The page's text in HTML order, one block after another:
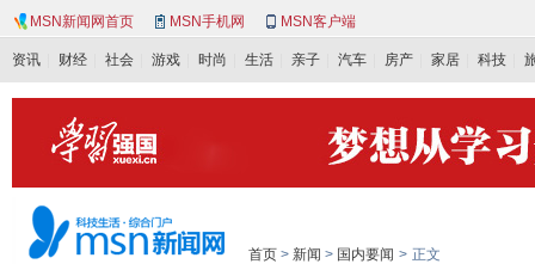
MSN新闻网首页 MSN手机网 MSN客户端
资讯 财经 社会 游戏 时尚 生活 亲子 汽车 房产 家居 科技
首页 > 新闻 > 国内要闻 > 正文